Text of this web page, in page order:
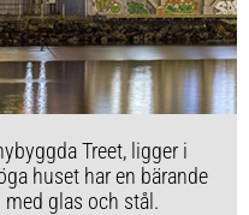
Treet, ligger i
huset har en bärande
glas och stål.